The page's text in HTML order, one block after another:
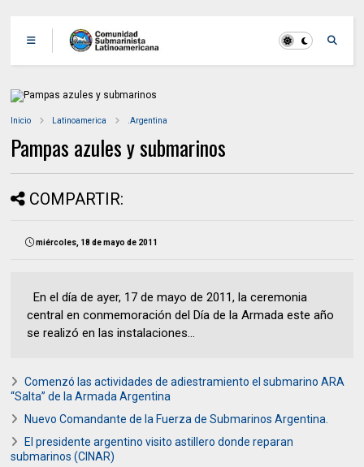
Inicio Latinoamerica .Argentina
Pampas azules y submarinos
COMPARTIR:
miércoles, 18 de mayo de 2011
En el día de ayer, 17 de mayo de 2011, la ceremonia
central en conmemoración del Día de la Armada este año
se realizó en las instalaciones...
Comenzó las actividades de adiestramiento el submarino ARA
“Salta” de la Armada Argentina
Nuevo Comandante de la Fuerza de Submarinos Argentina.
El presidente argentino visito astillero donde reparan
submarinos (CINAR)